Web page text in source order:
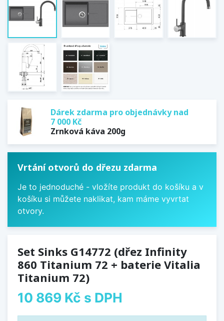
Dárek zdarma pro objednávky nad
7 000 Kč
Zrnková káva 200g
Vrtání otvorů do dřezu zdarma
Je to jednoduché - vložíte produkt do košíku a v
košíku si můžete naklikat, kam máme vyvrtat
otvory.
Set Sinks G14772 (dřez Infinity
860 Titanium 72 + baterie Vitalia
Titanium 72)
10 869 Kč s DPH